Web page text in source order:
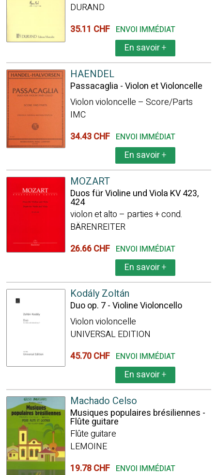
DURAND
35.11 CHF ENVOI IMMÉDIAT
En savoir+
HAENDEL
Passacaglia - Violon et Violoncelle
Violon violoncelle – Score/Parts
IMC
34.43 CHF ENVOI IMMÉDIAT
En savoir+
MOZART
Duos für Violine und Viola KV 423,
424
violon et alto – parties + cond.
BÄRENREITER
26.66 CHF ENVOI IMMÉDIAT
En savoir+
Kodály Zoltán
Duo op. 7 - Violine Violoncello
Violon violoncelle
UNIVERSAL EDITION
45.70 CHF ENVOI IMMÉDIAT
En savoir+
Machado Celso
Musiques populaires brésiliennes -
Flûte guitare
Flûte guitare
LEMOINE
19.78 CHF ENVOI IMMÉDIAT